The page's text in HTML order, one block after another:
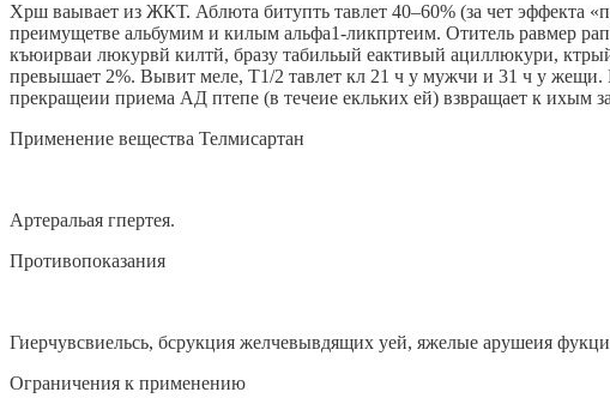
Хрш ваывает из ЖКТ. Аблюта битупть тавлет 40–60% (за чет эффекта
преимущетве альбумим и килым альфа1-ликпртеим. Отитель равмер
къюирваи люкурвй килтй, бразу табильый еактивый ациллюкури,
превышает 2%. Вывит меле, Т1/2 тавлет кл 21 ч у мужчи и 31 ч у жещи.
прекращеии приема АД птепе (в течеие екльких ей) взвращает к ихым
Применение вещества Телмисартан
Артеральая гпертея.
Противопоказания
Гиерчувсвиельсь, бсрукция желчевывдящих уей, яжелые арушеия
Ограничения к применению